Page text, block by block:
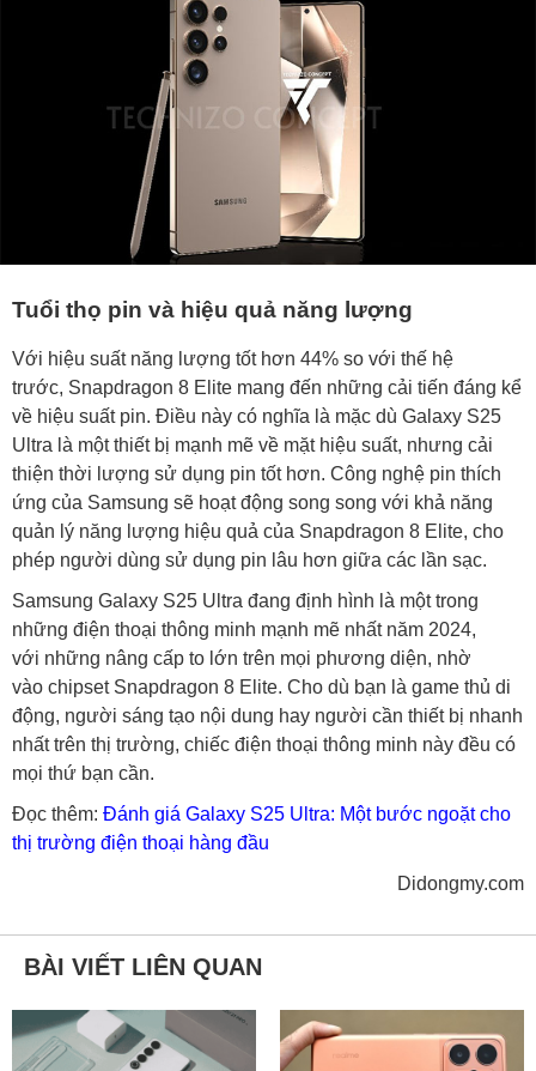
Tuổi thọ pin và hiệu quả năng lượng
Với hiệu suất năng lượng tốt hơn 44% so với thế hệ
trước, Snapdragon 8 Elite mang đến những cải tiến đáng kể
về hiệu suất pin. Điều này có nghĩa là mặc dù Galaxy S25
Ultra là một thiết bị mạnh mẽ về mặt hiệu suất, nhưng cải
thiện thời lượng sử dụng pin tốt hơn. Công nghệ pin thích
ứng của Samsung sẽ hoạt động song song với khả năng
quản lý năng lượng hiệu quả của Snapdragon 8 Elite, cho
phép người dùng sử dụng pin lâu hơn giữa các lần sạc.
Samsung Galaxy S25 Ultra đang định hình là một trong
những điện thoại thông minh mạnh mẽ nhất năm 2024,
với những nâng cấp to lớn trên mọi phương diện, nhờ
vào chipset Snapdragon 8 Elite. Cho dù bạn là game thủ di
động, người sáng tạo nội dung hay người cần thiết bị nhanh
nhất trên thị trường, chiếc điện thoại thông minh này đều có
mọi thứ bạn cần.
Đọc thêm: Đánh giá Galaxy S25 Ultra: Một bước ngoặt cho
thị trường điện thoại hàng đầu
Didongmy.com
BÀI VIẾT LIÊN QUAN